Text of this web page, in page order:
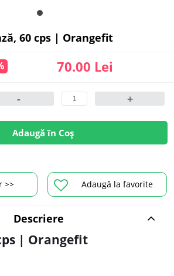
Adaugă la favorite
>>
60 cps | Orangefit
70.00 Lei
- +
Adaugă în Coș
Descriere
| Orangefit